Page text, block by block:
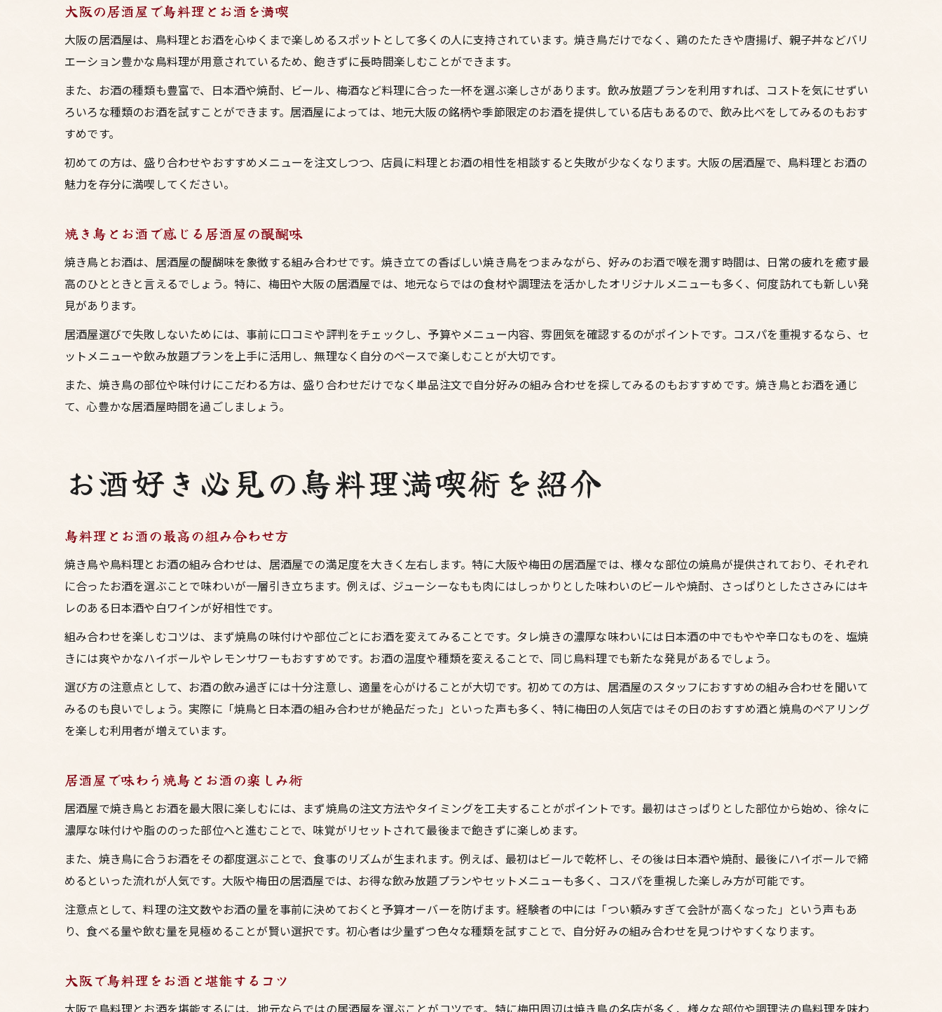
大阪の居酒屋で鳥料理とお酒を満喫
大阪の居酒屋は、鳥料理とお酒を心ゆくまで楽しめるスポットとして多くの人に支持されています。焼き鳥だけでなく、鶏のたたきや唐揚げ、親子丼などバリ
エーション豊かな鳥料理が用意されているため、飽きずに長時間楽しむことができます。
また、お酒の種類も豊富で、日本酒や焼酎、ビール、梅酒など料理に合った一杯を選ぶ楽しさがあります。飲み放題プランを利用すれば、コストを気にせずい
ろいろな種類のお酒を試すことができます。居酒屋によっては、地元大阪の銘柄や季節限定のお酒を提供している店もあるので、飲み比べをしてみるのもおす
すめです。
初めての方は、盛り合わせやおすすめメニューを注文しつつ、店員に料理とお酒の相性を相談すると失敗が少なくなります。大阪の居酒屋で、鳥料理とお酒の
魅力を存分に満喫してください。
焼き鳥とお酒で感じる居酒屋の醍醐味
焼き鳥とお酒は、居酒屋の醍醐味を象徴する組み合わせです。焼き立ての香ばしい焼き鳥をつまみながら、好みのお酒で喉を潤す時間は、日常の疲れを癒す最
高のひとときと言えるでしょう。特に、梅田や大阪の居酒屋では、地元ならではの食材や調理法を活かしたオリジナルメニューも多く、何度訪れても新しい発
見があります。
居酒屋選びで失敗しないためには、事前に口コミや評判をチェックし、予算やメニュー内容、雰囲気を確認するのがポイントです。コスパを重視するなら、セ
ットメニューや飲み放題プランを上手に活用し、無理なく自分のペースで楽しむことが大切です。
また、焼き鳥の部位や味付けにこだわる方は、盛り合わせだけでなく単品注文で自分好みの組み合わせを探してみるのもおすすめです。焼き鳥とお酒を通じ
て、心豊かな居酒屋時間を過ごしましょう。
お酒好き必見の鳥料理満喫術を紹介
鳥料理とお酒の最高の組み合わせ方
焼き鳥や鳥料理とお酒の組み合わせは、居酒屋での満足度を大きく左右します。特に大阪や梅田の居酒屋では、様々な部位の焼鳥が提供されており、それぞれ
に合ったお酒を選ぶことで味わいが一層引き立ちます。例えば、ジューシーなもも肉にはしっかりとした味わいのビールや焼酎、さっぱりとしたささみにはキ
レのある日本酒や白ワインが好相性です。
組み合わせを楽しむコツは、まず焼鳥の味付けや部位ごとにお酒を変えてみることです。タレ焼きの濃厚な味わいには日本酒の中でもやや辛口なものを、塩焼
きには爽やかなハイボールやレモンサワーもおすすめです。お酒の温度や種類を変えることで、同じ鳥料理でも新たな発見があるでしょう。
選び方の注意点として、お酒の飲み過ぎには十分注意し、適量を心がけることが大切です。初めての方は、居酒屋のスタッフにおすすめの組み合わせを聞いて
みるのも良いでしょう。実際に「焼鳥と日本酒の組み合わせが絶品だった」といった声も多く、特に梅田の人気店ではその日のおすすめ酒と焼鳥のペアリング
を楽しむ利用者が増えています。
居酒屋で味わう焼鳥とお酒の楽しみ術
居酒屋で焼き鳥とお酒を最大限に楽しむには、まず焼鳥の注文方法やタイミングを工夫することがポイントです。最初はさっぱりとした部位から始め、徐々に
濃厚な味付けや脂ののった部位へと進むことで、味覚がリセットされて最後まで飽きずに楽しめます。
また、焼き鳥に合うお酒をその都度選ぶことで、食事のリズムが生まれます。例えば、最初はビールで乾杯し、その後は日本酒や焼酎、最後にハイボールで締
めるといった流れが人気です。大阪や梅田の居酒屋では、お得な飲み放題プランやセットメニューも多く、コスパを重視した楽しみ方が可能です。
注意点として、料理の注文数やお酒の量を事前に決めておくと予算オーバーを防げます。経験者の中には「つい頼みすぎて会計が高くなった」という声もあ
り、食べる量や飲む量を見極めることが賢い選択です。初心者は少量ずつ色々な種類を試すことで、自分好みの組み合わせを見つけやすくなります。
大阪で鳥料理をお酒と堪能するコツ
大阪で鳥料理とお酒を堪能するには、地元ならではの居酒屋を選ぶことがコツです。特に梅田周辺は焼き鳥の名店が多く、様々な部位や調理法の鳥料理を味わ